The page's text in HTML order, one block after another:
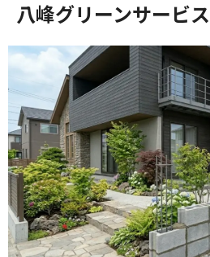
八峰グリーンサービス